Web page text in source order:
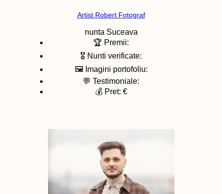
Artist Robert Fotograf
nunta Suceava
🏆 Premii:
🎖️ Nunti verificate:
🖼️ Imagini portofoliu:
💬 Testimoniale:
💰 Pret: €